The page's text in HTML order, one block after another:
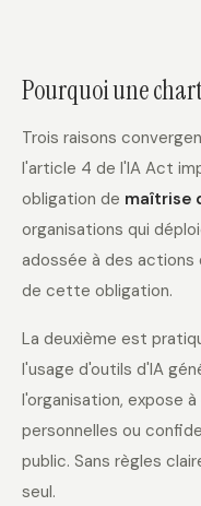
Pourquoi une
Trois raisons
l'article 4 de l'IA Act
obligation de maîtrise
organisations qui
adossée à des
de cette obligation.
La deuxième est
l'usage d'outils d'IA
l'organisation, expose
personnelles ou
public. Sans règles
seul.